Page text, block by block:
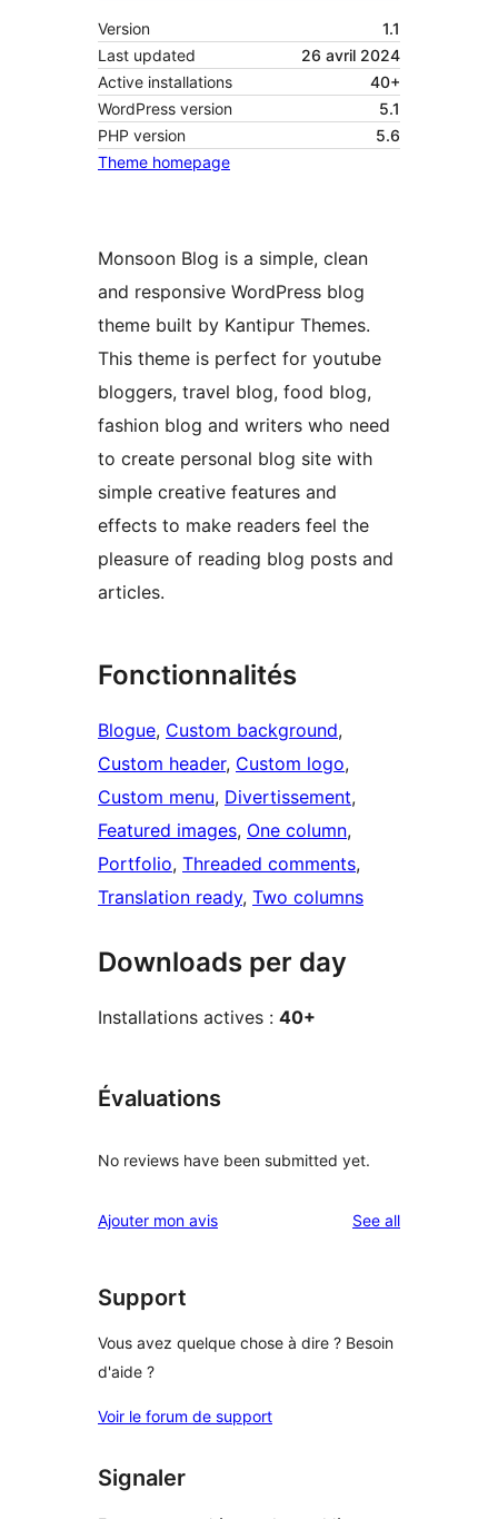
Version
1.1
Last updated
26 avril 2024
Active installations
40+
WordPress version
5.1
PHP version
5.6
Theme homepage
Monsoon Blog is a simple, clean
and responsive WordPress blog
theme built by Kantipur Themes.
This theme is perfect for youtube
bloggers, travel blog, food blog,
fashion blog and writers who need
to create personal blog site with
simple creative features and
effects to make readers feel the
pleasure of reading blog posts and
articles.
Fonctionnalités
Blogue, Custom background
Custom header, Custom logo
Custom menu, Divertissement
Featured images, One column
Portfolio, Threaded comments
Translation ready, Two columns
Downloads per day
Installations actives : 40+
Évaluations
No reviews have been submitted yet.
Ajouter mon avis See allreviews
Support
Vous avez quelque chose à dire ? Besoin
d'aide ?
Voir le forum de support
Signaler